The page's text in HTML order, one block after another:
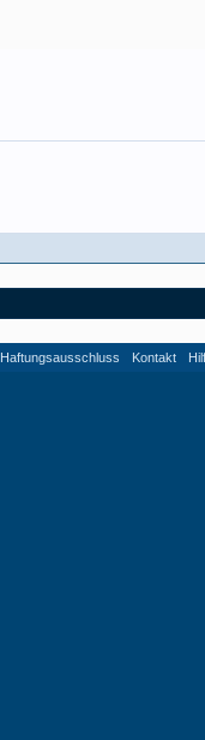
Haftungsausschluss Kontakt